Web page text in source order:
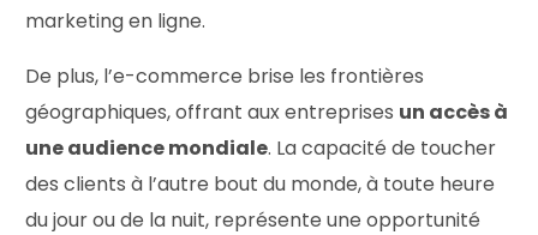
marketing en ligne.
De plus, l’e-commerce brise les frontières
géographiques, offrant aux entreprises un accès à
une audience mondiale. La capacité de toucher
des clients à l’autre bout du monde, à toute heure
du jour ou de la nuit, représente une opportunité